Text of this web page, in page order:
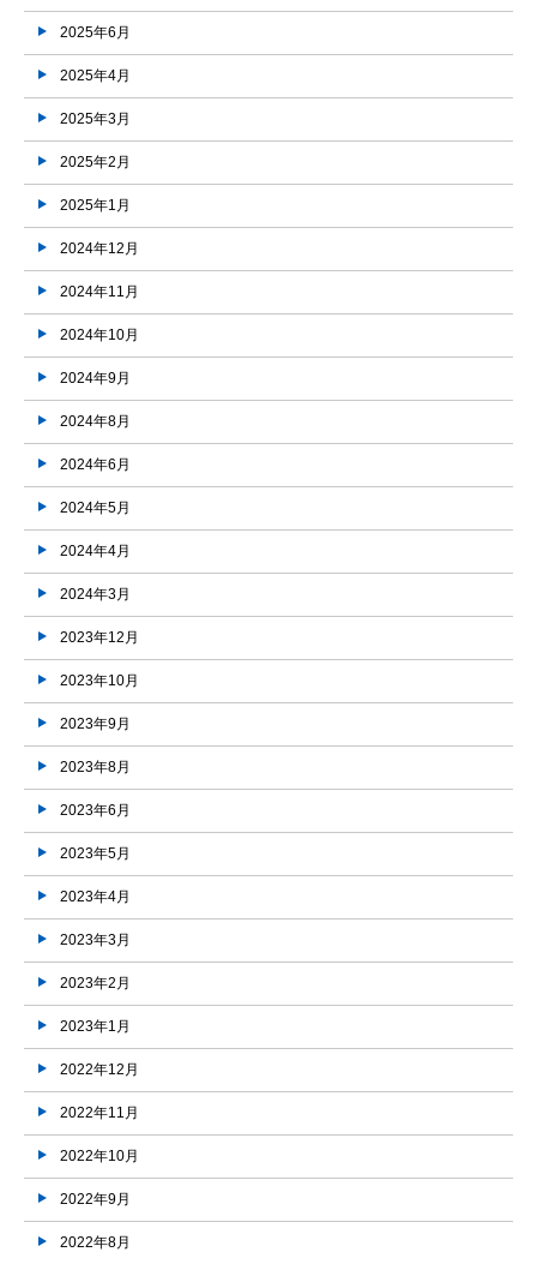
2025年6月
2025年4月
2025年3月
2025年2月
2025年1月
2024年12月
2024年11月
2024年10月
2024年9月
2024年8月
2024年6月
2024年5月
2024年4月
2024年3月
2023年12月
2023年10月
2023年9月
2023年8月
2023年6月
2023年5月
2023年4月
2023年3月
2023年2月
2023年1月
2022年12月
2022年11月
2022年10月
2022年9月
2022年8月